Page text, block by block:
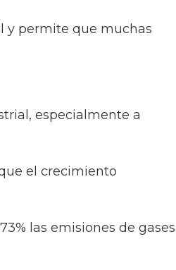
y permite que muchas
especialmente a
el crecimiento
las emisiones de gases